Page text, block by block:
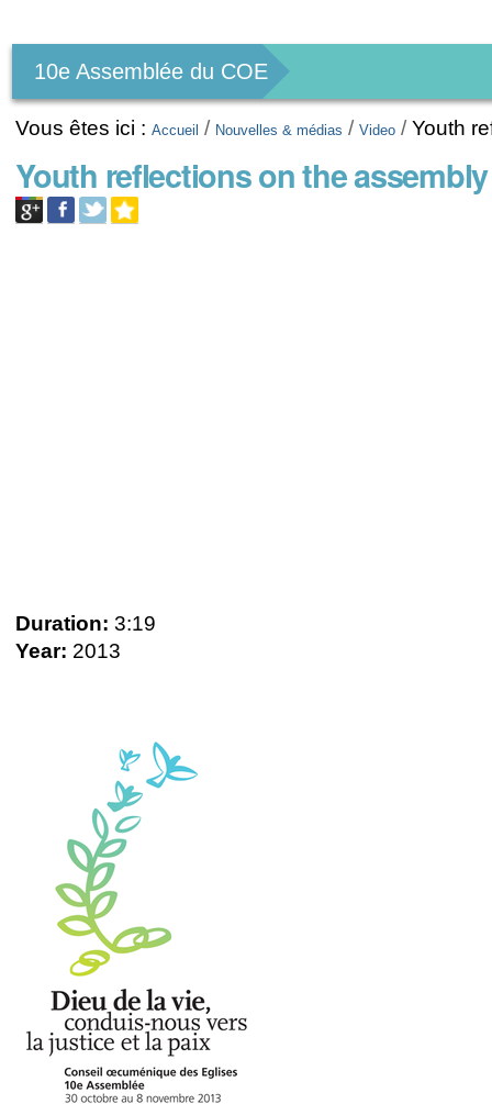
personnels
10e Assemblée du COE
Vous êtes ici : Accueil / Nouvelles & médias /Video /Youth
Youth reflections on the
Duration: 3:19
Year: 2013